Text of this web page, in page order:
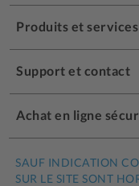
Produits et services
Support et contact
Achat en ligne
SAUF INDICATION
SUR LE SITE SONT